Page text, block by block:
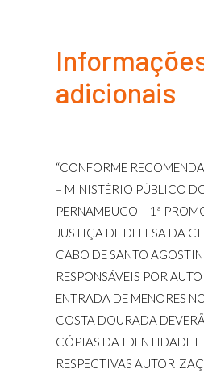
adicionais
“CONFORME
– MINISTÉRIO PÚBLICO
PERNAMBUCO – 1ª
JUSTIÇA DE DEFESA DA
CABO DE SANTO
RESPONSÁVEIS POR
ENTRADA DE MENORES
COSTA DOURADA
CÓPIAS DA IDENTIDADE E
RESPECTIVAS